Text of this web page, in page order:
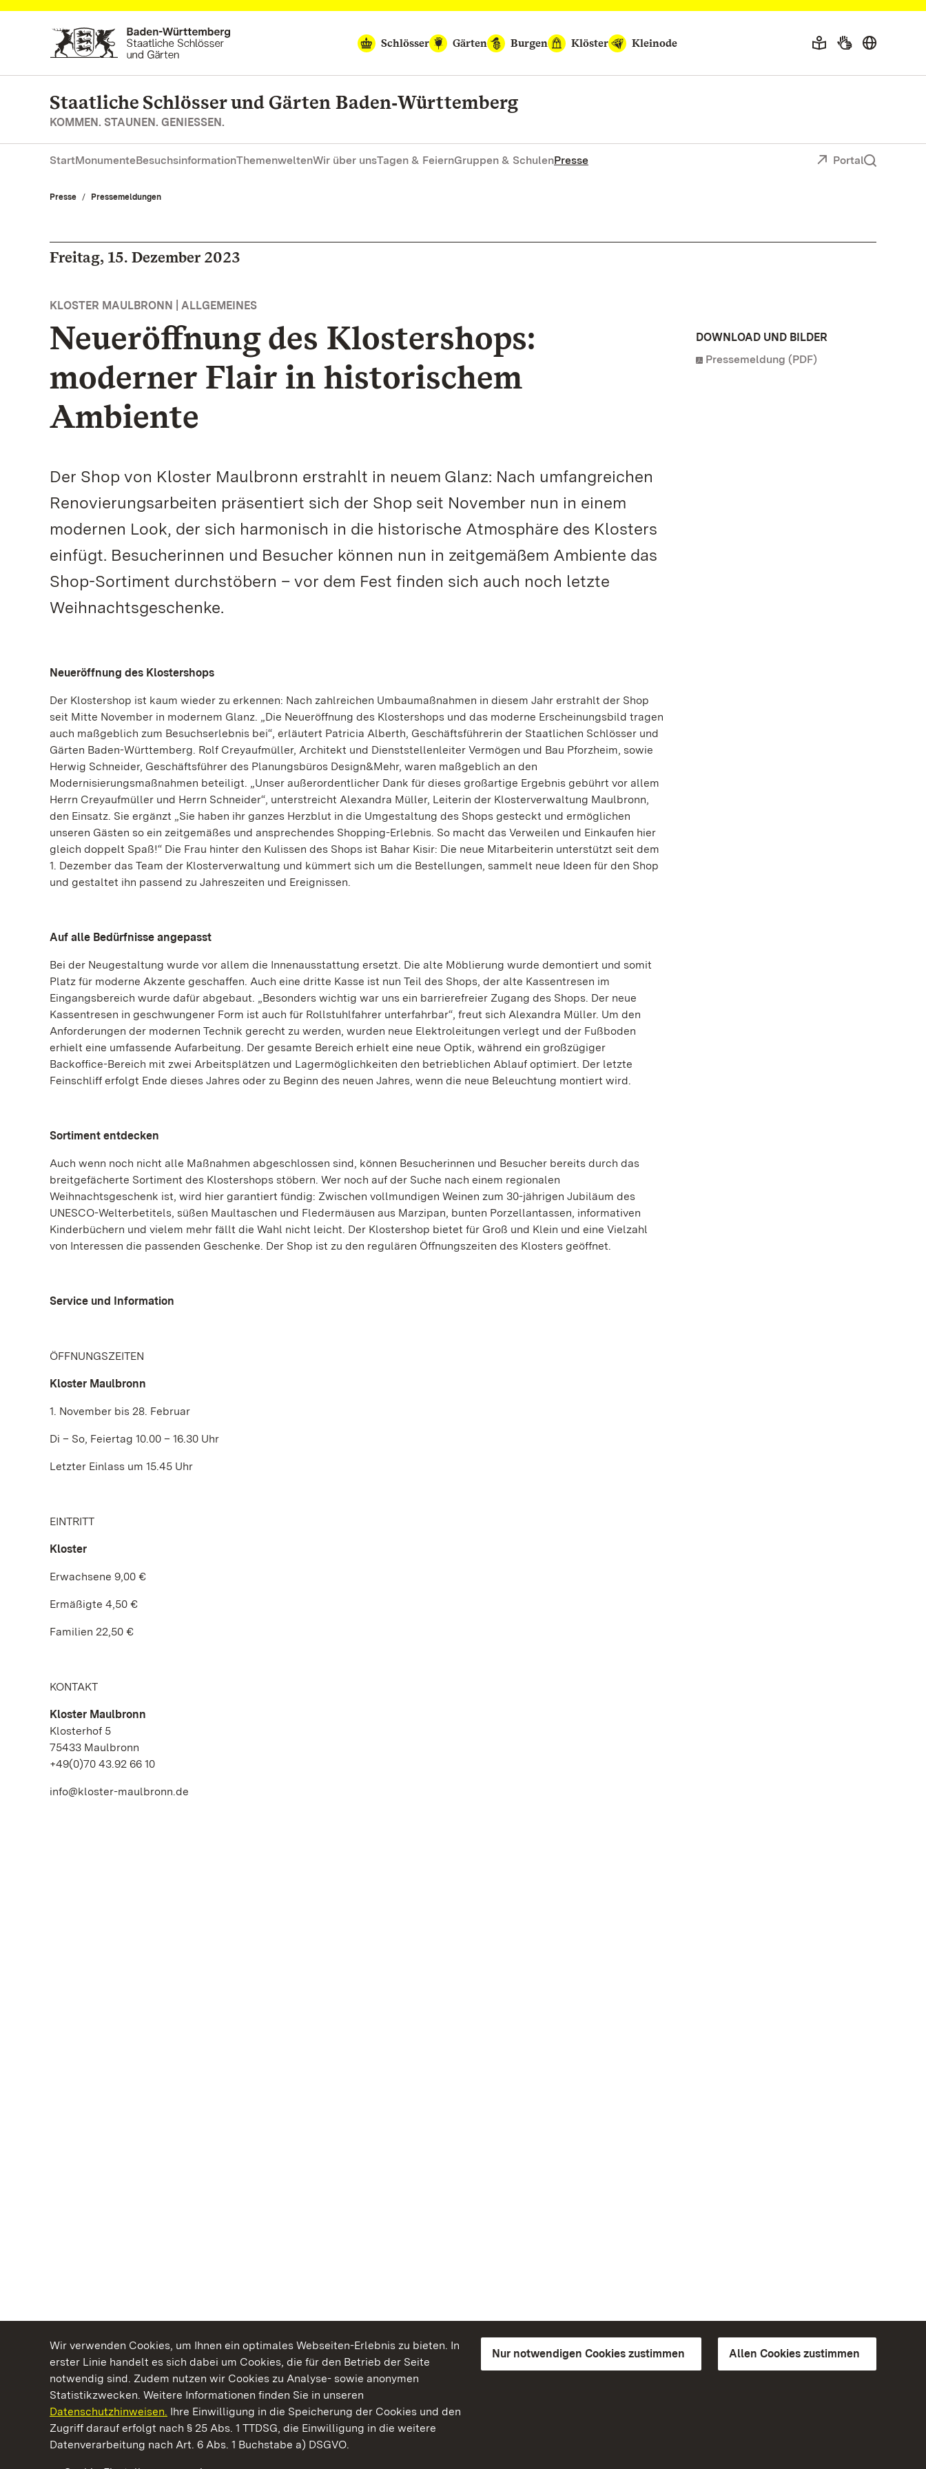
Wir verwenden Cookies, um Ihnen ein optimales Webseiten-Erlebnis zu bieten. In
erster Linie handelt es sich dabei um Cookies, die für den Betrieb der Seite
notwendig sind. Zudem nutzen wir Cookies zu Analyse- sowie anonymen
Statistikzwecken. Weitere Informationen finden Sie in unseren
Datenschutzhinweisen. Ihre Einwilligung in die Speicherung der Cookies und den
Zugriff darauf erfolgt nach § 25 Abs. 1 TTDSG, die Einwilligung in die weitere
Datenverarbeitung nach Art. 6 Abs. 1 Buchstabe a) DSGVO.
Nur notwendigen Cookies zustimmen Allen Cookies zustimmen
Zum Hauptinhalt springen
Schlösser
Gärten Burgen Klöster Kleinode
Staatliche Schlösser und Gärten Baden‑Württemberg
KOMMEN. STAUNEN. GENIESSEN.
StartMonumenteBesuchsinformationThemenweltenWir über unsTagen & FeiernGruppen & SchulenPresse Portal
Presse Pressemeldungen
Freitag, 15. Dezember 2023
KLOSTER MAULBRONN | ALLGEMEINES
Neueröffnung des Klostershops:
moderner Flair in historischem
Ambiente
Der Shop von Kloster Maulbronn erstrahlt in neuem Glanz: Nach umfangreichen
Renovierungsarbeiten präsentiert sich der Shop seit November nun in einem
modernen Look, der sich harmonisch in die historische Atmosphäre des Klosters
einfügt. Besucherinnen und Besucher können nun in zeitgemäßem Ambiente das
Shop-Sortiment durchstöbern – vor dem Fest finden sich auch noch letzte
Weihnachtsgeschenke.
Neueröffnung des Klostershops
Der Klostershop ist kaum wieder zu erkennen: Nach zahlreichen Umbaumaßnahmen in diesem Jahr erstrahlt der Shop
seit Mitte November in modernem Glanz. „Die Neueröffnung des Klostershops und das moderne Erscheinungsbild tragen
auch maßgeblich zum Besuchserlebnis bei“, erläutert Patricia Alberth, Geschäftsführerin der Staatlichen Schlösser und
Gärten Baden-Württemberg. Rolf Creyaufmüller, Architekt und Dienststellenleiter Vermögen und Bau Pforzheim, sowie
Herwig Schneider, Geschäftsführer des Planungsbüros Design&Mehr, waren maßgeblich an den
Modernisierungsmaßnahmen beteiligt. „Unser außerordentlicher Dank für dieses großartige Ergebnis gebührt vor allem
Herrn Creyaufmüller und Herrn Schneider“, unterstreicht Alexandra Müller, Leiterin der Klosterverwaltung Maulbronn,
den Einsatz. Sie ergänzt „Sie haben ihr ganzes Herzblut in die Umgestaltung des Shops gesteckt und ermöglichen
unseren Gästen so ein zeitgemäßes und ansprechendes Shopping-Erlebnis. So macht das Verweilen und Einkaufen hier
gleich doppelt Spaß!“ Die Frau hinter den Kulissen des Shops ist Bahar Kisir: Die neue Mitarbeiterin unterstützt seit dem
1. Dezember das Team der Klosterverwaltung und kümmert sich um die Bestellungen, sammelt neue Ideen für den Shop
und gestaltet ihn passend zu Jahreszeiten und Ereignissen.
Auf alle Bedürfnisse angepasst
Bei der Neugestaltung wurde vor allem die Innenausstattung ersetzt. Die alte Möblierung wurde demontiert und somit
Platz für moderne Akzente geschaffen. Auch eine dritte Kasse ist nun Teil des Shops, der alte Kassentresen im
Eingangsbereich wurde dafür abgebaut. „Besonders wichtig war uns ein barrierefreier Zugang des Shops. Der neue
Kassentresen in geschwungener Form ist auch für Rollstuhlfahrer unterfahrbar“, freut sich Alexandra Müller. Um den
Anforderungen der modernen Technik gerecht zu werden, wurden neue Elektroleitungen verlegt und der Fußboden
erhielt eine umfassende Aufarbeitung. Der gesamte Bereich erhielt eine neue Optik, während ein großzügiger
Backoffice-Bereich mit zwei Arbeitsplätzen und Lagermöglichkeiten den betrieblichen Ablauf optimiert. Der letzte
Feinschliff erfolgt Ende dieses Jahres oder zu Beginn des neuen Jahres, wenn die neue Beleuchtung montiert wird.
Sortiment entdecken
Auch wenn noch nicht alle Maßnahmen abgeschlossen sind, können Besucherinnen und Besucher bereits durch das
breitgefächerte Sortiment des Klostershops stöbern. Wer noch auf der Suche nach einem regionalen
Weihnachtsgeschenk ist, wird hier garantiert fündig: Zwischen vollmundigen Weinen zum 30-jährigen Jubiläum des
UNESCO-Welterbetitels, süßen Maultaschen und Fledermäusen aus Marzipan, bunten Porzellantassen, informativen
Kinderbüchern und vielem mehr fällt die Wahl nicht leicht. Der Klostershop bietet für Groß und Klein und eine Vielzahl
von Interessen die passenden Geschenke. Der Shop ist zu den regulären Öffnungszeiten des Klosters geöffnet.
Service und Information
ÖFFNUNGSZEITEN
Kloster Maulbronn
1. November bis 28. Februar
Di – So, Feiertag 10.00 – 16.30 Uhr
Letzter Einlass um 15.45 Uhr
EINTRITT
Kloster
Erwachsene 9,00 €
Ermäßigte 4,50 €
Familien 22,50 €
KONTAKT
Kloster Maulbronn
Klosterhof 5
75433 Maulbronn
+49(0)70 43.92 66 10
info@kloster-maulbronn.de
DOWNLOAD UND BILDER
Pressemeldung (PDF)
Kommen. Staunen. Genießen.